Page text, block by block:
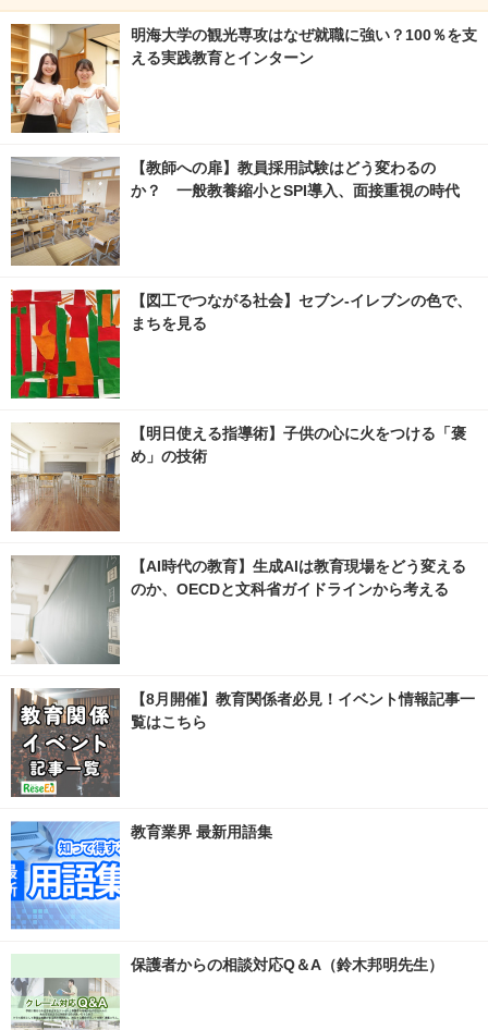
明海大学の観光専攻はなぜ就職に強い？100％を支
える実践教育とインターン
【教師への扉】教員採用試験はどう変わるの
か？ 一般教養縮小とSPI導入、面接重視の時代
【図工でつながる社会】セブン‐イレブンの色で、
まちを見る
【明日使える指導術】子供の心に火をつける「褒
め」の技術
【AI時代の教育】生成AIは教育現場をどう変える
のか、OECDと文科省ガイドラインから考える
【8月開催】教育関係者必見！イベント情報記事一
覧はこちら
教育業界 最新用語集
保護者からの相談対応Q＆A（鈴木邦明先生）